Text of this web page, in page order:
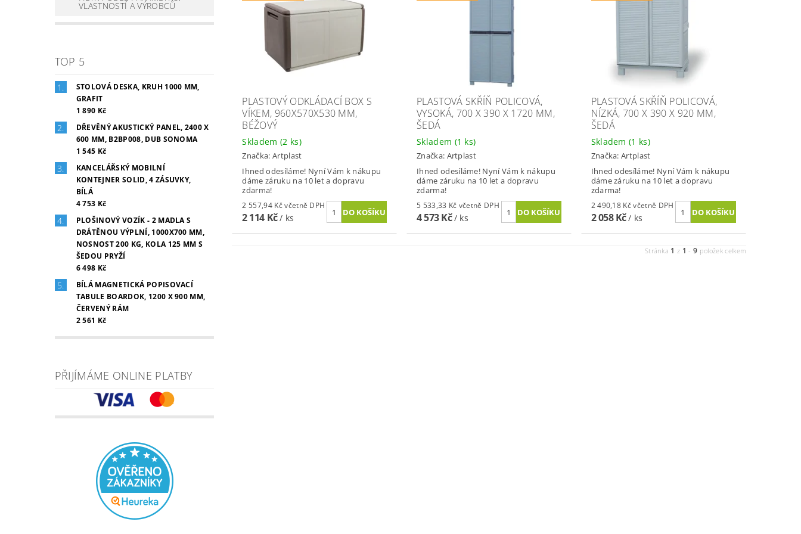
VLASTNOSTÍ A VÝROBCŮ
TOP 5
STOLOVÁ DESKA, KRUH 1000 MM,
GRAFIT
1 890 Kč
DŘEVĚNÝ AKUSTICKÝ PANEL, 2400 X
600 MM, B2BP008, DUB SONOMA
1 545 Kč
KANCELÁŘSKÝ MOBILNÍ
KONTEJNER SOLID, 4 ZÁSUVKY,
BÍLÁ
4 753 Kč
PLOŠINOVÝ VOZÍK - 2 MADLA S
DRÁTĚNOU VÝPLNÍ, 1000X700 MM,
NOSNOST 200 KG, KOLA 125 MM S
ŠEDOU PRYŽÍ
6 498 Kč
BÍLÁ MAGNETICKÁ POPISOVACÍ
TABULE BOARDOK, 1200 X 900 MM,
ČERVENÝ RÁM
2 561 Kč
PŘIJÍMÁME ONLINE PLATBY
PLASTOVÝ ODKLÁDACÍ BOX S
VÍKEM, 960X570X530 MM,
BÉŽOVÝ
Skladem (2 ks)
Značka: Artplast
Ihned odesíláme! Nyní Vám k nákupu
dáme záruku na 10 let a dopravu
zdarma!
2 557,94 Kč včetně DPH
2 114 Kč/ ks
PLASTOVÁ SKŘÍŇ POLICOVÁ,
VYSOKÁ, 700 X 390 X 1720 MM,
ŠEDÁ
Skladem (1 ks)
Značka: Artplast
Ihned odesíláme! Nyní Vám k nákupu
dáme záruku na 10 let a dopravu
zdarma!
5 533,33 Kč včetně DPH
4 573 Kč/ ks
PLASTOVÁ SKŘÍŇ POLICOVÁ,
NÍZKÁ, 700 X 390 X 920 MM,
ŠEDÁ
Skladem(1 ks)
Značka:Artplast
Ihned odesíláme! Nyní Vám k nákupu
dáme záruku na 10 let a dopravu
zdarma!
2 490,18 Kč včetně DPH
2 058 Kč/ ks
Stránka 1 z 1 -9 položek celkem